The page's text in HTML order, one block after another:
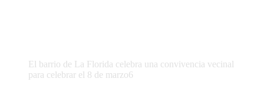
El barrio de La Florida celebra una convivencia vecinal
para celebrar el 8 de marzo6